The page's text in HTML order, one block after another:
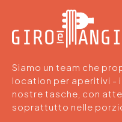
Siamo un team che
location per aperitivi -
nostre tasche, con
soprattutto nelle